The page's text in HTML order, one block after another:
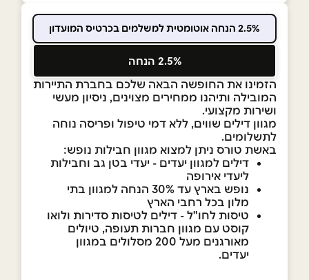
2.5% הנחה אוטומטית למשלמים בכרטיס המועדון
2.5% הנחה
הזמינו את החופשה הבאה שלכם בחברת התיירות
המובילה ותיהנו ממחירים מצוינים, ניסיון מעשי
ושירות מקצועי.
מגוון דילים שווים, ללא דמי טיפול ופריסה נוחה
לתשלומים.
באשת טורס ניתן למצוא מגוון חבילות נופש:
דילים למגוון יעדים - יעדי בטן גב וחבילות
ליעדי אירופה
נופש בארץ עד 30% הנחה למגוון בתי
מלון בכל רחבי הארץ
טיסות לחו"ל - דילים לטיסות סדירות ולואו
קוסט עם מגוון חברות תעופה, טיולים
מאורגנים מעל 200 מסלולים במגוון
יעדים.